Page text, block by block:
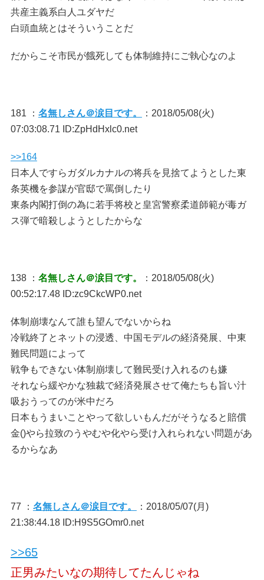
共産主義系白人ユダヤだ
白頭血統とはそういうことだ
だからこそ市民が餓死しても体制維持にご執心なのよ
181 ： 名無しさん＠涙目です。
：2018/05/08(火)
07:03:08.71 ID:ZpHdHxlc0.net
>>164
日本人ですらガダルカナルの将兵を見捨てようとした東
条英機を参謀が官邸で罵倒したり
東条内閣打倒の為に若手将校と皇宮警察柔道師範が毒ガ
ス弾で暗殺しようとしたからな
138 ： 名無しさん＠涙目です。
：2018/05/08(火)
00:52:17.48 ID:zc9CkcWP0.net
体制崩壊なんて誰も望んでないからね
冷戦終了とネットの浸透、中国モデルの経済発展、中東
難民問題によって
戦争もできない体制崩壊して難民受け入れるのも嫌
それなら緩やかな独裁で経済発展させて俺たちも旨い汁
吸おうってのが米中だろ
日本もうまいことやって欲しいもんだがそうなると賠償
金()やら拉致のうやむや化やら受け入れられない問題があ
るからなあ
77 ： 名無しさん＠涙目です。
：2018/05/07(月)
21:38:44.18 ID:H9S5GOmr0.net
>>65
正男みたいなの期待してたんじゃね